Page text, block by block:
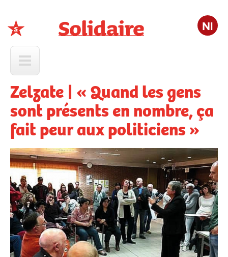
Nl
Zelzate | « Quand les gens
sont présents en nombre, ça
fait peur aux politiciens »